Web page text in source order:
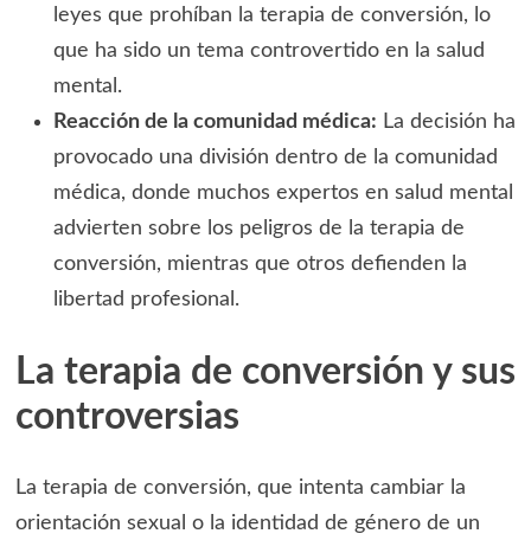
leyes que prohíban la terapia de conversión, lo
que ha sido un tema controvertido en la salud
mental.
Reacción de la comunidad médica: La decisión ha
provocado una división dentro de la comunidad
médica, donde muchos expertos en salud mental
advierten sobre los peligros de la terapia de
conversión, mientras que otros defienden la
libertad profesional.
La terapia de conversión y sus
controversias
La terapia de conversión, que intenta cambiar la
orientación sexual o la identidad de género de un